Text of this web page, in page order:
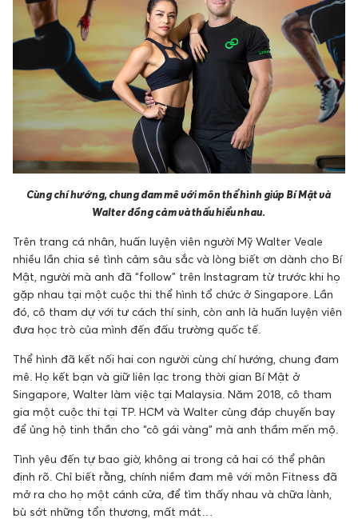
Cùng chí hướng, chung đam mê với môn thể hình giúp Bí Mật và
Walter đồng cảm và thấu hiểu nhau.
Trên trang cá nhân, huấn luyện viên người Mỹ Walter Veale
nhiều lần chia sẻ tình cảm sâu sắc và lòng biết ơn dành cho Bí
Mật, người mà anh đã “follow” trên Instagram từ trước khi họ
gặp nhau tại một cuộc thi thể hình tổ chức ở Singapore. Lần
đó, cô tham dự với tư cách thí sinh, còn anh là huấn luyện viên
đưa học trò của mình đến đấu trường quốc tế.
Thể hình đã kết nối hai con người cùng chí hướng, chung đam
mê. Họ kết bạn và giữ liên lạc trong thời gian Bí Mật ở
Singapore, Walter làm việc tại Malaysia. Năm 2018, cô tham
gia một cuộc thi tại TP. HCM và Walter cùng đáp chuyến bay
để ủng hộ tinh thần cho “cô gái vàng” mà anh thầm mến mộ.
Tình yêu đến tự bao giờ, không ai trong cả hai có thể phân
định rõ. Chỉ biết rằng, chính niềm đam mê với môn Fitness đã
mở ra cho họ một cánh cửa, để tìm thấy nhau và chữa lành,
bù sớt những tổn thương, mất mát…